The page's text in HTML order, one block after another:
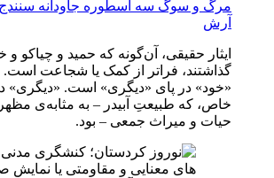
مرگ و سوگ سه اسطوره جاودانه سنندج
آرش
ایثار حقیقی، آن‌گونه که حمید و چیاکو و
گذاشتند، فراتر از کمک یا شجاعت است.
«خود» در پای «دیگری» است. «دیگری»
خاص، که طبیعتِ آبیدر – به مثابه‌ی مظهر
حیات و میراث جمعی – بود.